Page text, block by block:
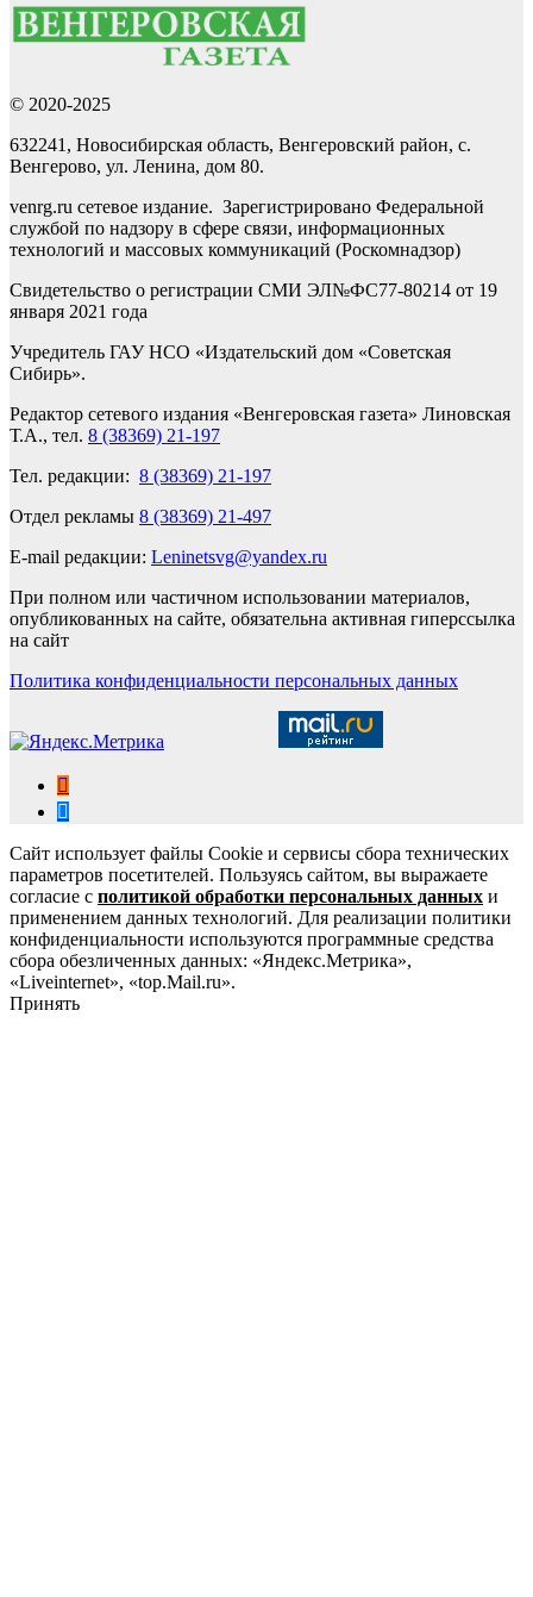
© 2020-2025
632241, Новосибирская область, Венгеровский район, с.
Венгерово, ул. Ленина, дом 80.
venrg.ru сетевое издание. Зарегистрировано Федеральной
службой по надзору в сфере связи, информационных
технологий и массовых коммуникаций (Роскомнадзор)
Свидетельство о регистрации СМИ ЭЛ№ФС77-80214 от 19
января 2021 года
Учредитель ГАУ НСО «Издательский дом «Советская
Сибирь».
Редактор сетевого издания «Венгеровская газета» Линовская
Т.А., тел. 8 (38369) 21-197
Тел. редакции: 8 (38369) 21-197
Отдел рекламы 8 (38369) 21-497
E-mail редакции: Leninetsvg@yandex.ru
При полном или частичном использовании материалов,
опубликованных на сайте, обязательна активная гиперссылка
на сайт
Политика конфиденциальности персональных данных
Сайт использует файлы Cookie и сервисы сбора технических
параметров посетителей. Пользуясь сайтом, вы выражаете
согласие с политикой обработки персональных данных и
применением данных технологий. Для реализации политики
конфиденциальности используются программные средства
сбора обезличенных данных: «Яндекс.Метрика»,
«Liveinternet», «top.Mail.ru».
Принять